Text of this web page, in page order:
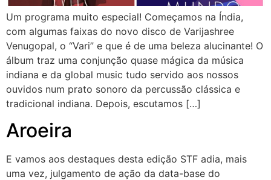
Um programa muito especial! Começamos na Índia,
com algumas faixas do novo disco de Varijashree
Venugopal, o “Vari” e que é de uma beleza alucinante! O
álbum traz uma conjunção quase mágica da música
indiana e da global music tudo servido aos nossos
ouvidos num prato sonoro da percussão clássica e
tradicional indiana. Depois, escutamos […]
Aroeira
E vamos aos destaques desta edição STF adia, mais
uma vez, julgamento de ação da data-base do